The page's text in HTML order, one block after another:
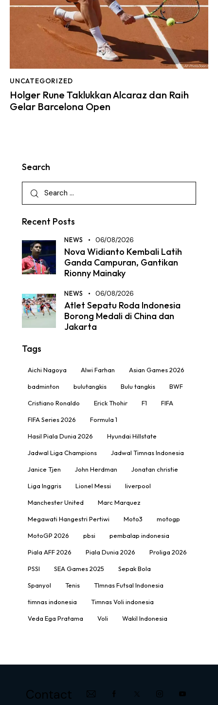
UNCATEGORIZED
Holger Rune Taklukkan Alcaraz dan Raih
Gelar Barcelona Open
Search
Recent Posts
NEWS 06/08/2026
Nova Widianto Kembali Latih
Ganda Campuran, Gantikan
Rionny Mainaky
NEWS 06/08/2026
Atlet Sepatu Roda Indonesia
Borong Medali di China dan
Jakarta
Tags
Aichi Nagoya Alwi Farhan Asian Games 2026
badminton bulutangkis Bulu tangkis BWF
Cristiano Ronaldo Erick Thohir F1 FIFA
FIFA Series 2026 Formula 1
Hasil Piala Dunia 2026 Hyundai Hillstate
Jadwal Liga Champions Jadwal Timnas Indonesia
Janice Tjen John Herdman Jonatan christie
Liga Inggris Lionel Messi liverpool
Manchester United Marc Marquez
Megawati Hangestri Pertiwi Moto3 motogp
MotoGP 2026 pbsi pembalap indonesia
Piala AFF 2026 Piala Dunia 2026 Proliga 2026
PSSI SEA Games 2025 Sepak Bola
Spanyol Tenis TImnas Futsal Indonesia
timnas indonesia Timnas Voli indonesia
Veda Ega Pratama Voli Wakil Indonesia
Contact